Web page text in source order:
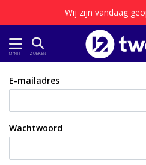
Wij zijn vandaag
MENU ZOEKEN
E-mailadres
Wachtwoord